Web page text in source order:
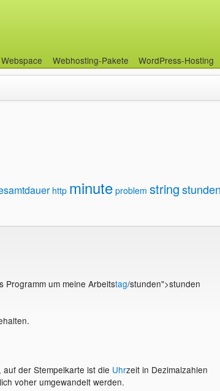
Webhosting-Pakete WordPress-Hosting
http minute problem string
Programm um meine Arbeitstag/stunden">stunden
der Stempelkarte ist die Uhrzeit in Dezimalzahlen
voher umgewandelt werden.